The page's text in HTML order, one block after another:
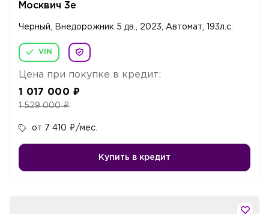
Москвич 3е
Черный, Внедорожник 5 дв., 2023, Автомат, 193л.c.
VIN
Цена при покупке в кредит:
1 017 000 ₽
1 529 000₽
от 7 410 ₽ /мес.
Купить в кредит